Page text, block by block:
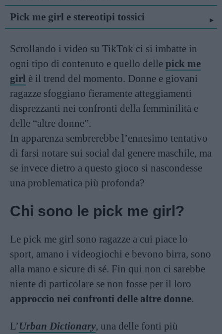
Pick me girl e stereotipi tossici
Scrollando i video su TikTok ci si imbatte in
ogni tipo di contenuto e quello delle pick me
girl è il trend del momento. Donne e giovani
ragazze sfoggiano fieramente atteggiamenti
disprezzanti nei confronti della femminilità e
delle “altre donne”.
In apparenza sembrerebbe l’ennesimo tentativo
di farsi notare sui social dal genere maschile, ma
se invece dietro a questo gioco si nascondesse
una problematica più profonda?
Chi sono le pick me girl?
Le pick me girl sono ragazze a cui piace lo
sport, amano i videogiochi e bevono birra, sono
alla mano e sicure di sé. Fin qui non ci sarebbe
niente di particolare se non fosse per il loro
approccio nei confronti delle altre donne.
L’Urban Dictionary, una delle fonti più